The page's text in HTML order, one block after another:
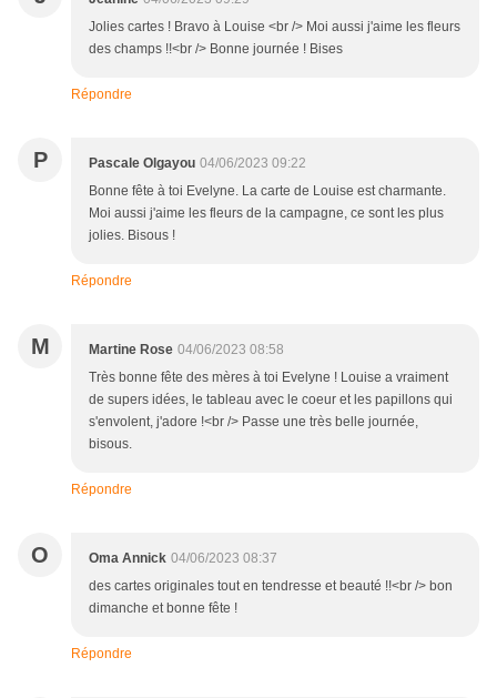
Jolies cartes ! Bravo à Louise <br /> Moi aussi j'aime les fleurs
des champs !!<br /> Bonne journée ! Bises
Répondre
P Pascale Olgayou 04/06/2023 09:22
Bonne fête à toi Evelyne. La carte de Louise est charmante.
Moi aussi j'aime les fleurs de la campagne, ce sont les plus
jolies. Bisous !
Répondre
M Martine Rose 04/06/2023 08:58
Très bonne fête des mères à toi Evelyne ! Louise a vraiment
de supers idées, le tableau avec le coeur et les papillons qui
s'envolent, j'adore !<br /> Passe une très belle journée,
bisous.
Répondre
O Oma Annick 04/06/2023 08:37
des cartes originales tout en tendresse et beauté !!<br /> bon
dimanche et bonne fête !
Répondre